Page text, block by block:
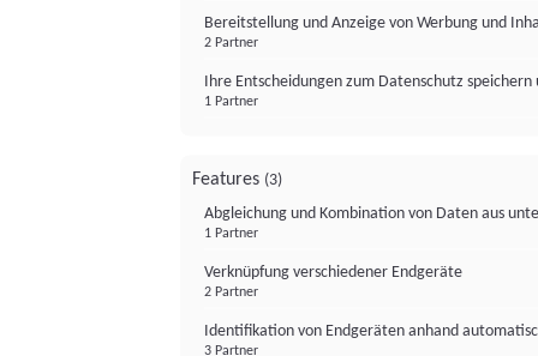
Bereitstellung und Anzeige von Werbung und
2 Partner
Ihre Entscheidungen zum Datenschutz
1 Partner
Features (3)
Abgleichung und Kombination von Daten aus
1 Partner
Verknüpfung verschiedener Endgeräte
2 Partner
Identifikation von Endgeräten anhand
3 Partner